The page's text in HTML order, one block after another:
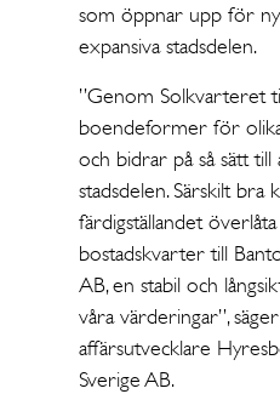
som öppnar upp för
expansiva stadsdelen.
”Genom Solkvarteret
boendeformer för
och bidrar på så sätt till
stadsdelen. Särskilt bra
färdigställandet
bostadskvarter till
AB, en stabil och
våra värderingar”,
affärsutvecklare
Sverige AB.